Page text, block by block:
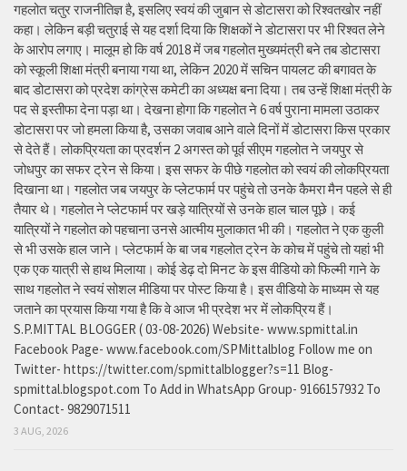
गहलोत चतुर राजनीतिज्ञ है, इसलिए स्वयं की जुबान से डोटासरा को रिश्वतखोर नहीं
कहा। लेकिन बड़ी चतुराई से यह दर्शा दिया कि शिक्षकों ने डोटासरा पर भी रिश्वत लेने
के आरोप लगाए। मालूम हो कि वर्ष 2018 में जब गहलोत मुख्यमंत्री बने तब डोटासरा
को स्कूली शिक्षा मंत्री बनाया गया था, लेकिन 2020 में सचिन पायलट की बगावत के
बाद डोटासरा को प्रदेश कांग्रेस कमेटी का अध्यक्ष बना दिया। तब उन्हें शिक्षा मंत्री के
पद से इस्तीफा देना पड़ा था। देखना होगा कि गहलोत ने 6 वर्ष पुराना मामला उठाकर
डोटासरा पर जो हमला किया है, उसका जवाब आने वाले दिनों में डोटासरा किस प्रकार
से देते हैं। लोकप्रियता का प्रदर्शन 2 अगस्त को पूर्व सीएम गहलोत ने जयपुर से
जोधपुर का सफर ट्रेन से किया। इस सफर के पीछे गहलोत को स्वयं की लोकप्रियता
दिखाना था। गहलोत जब जयपुर के प्लेटफार्म पर पहुंचे तो उनके कैमरा मैन पहले से ही
तैयार थे। गहलोत ने प्लेटफार्म पर खड़े यात्रियों से उनके हाल चाल पूछे। कई
यात्रियों ने गहलोत को पहचाना उनसे आत्मीय मुलाकात भी की। गहलोत ने एक कुली
से भी उसके हाल जाने। प्लेटफार्म के बा जब गहलोत ट्रेन के कोच में पहुंचे तो यहां भी
एक एक यात्री से हाथ मिलाया। कोई डेढ़ दो मिनट के इस वीडियो को फिल्मी गाने के
साथ गहलोत ने स्वयं सोशल मीडिया पर पोस्ट किया है। इस वीडियो के माध्यम से यह
जताने का प्रयास किया गया है कि वे आज भी प्रदेश भर में लोकप्रिय हैं।
S.P.MITTAL BLOGGER ( 03-08-2026) Website- www.spmittal.in
Facebook Page- www.facebook.com/SPMittalblog Follow me on
Twitter- https://twitter.com/spmittalblogger?s=11 Blog-
spmittal.blogspot.com To Add in WhatsApp Group- 9166157932 To
Contact- 9829071511
3 AUG, 2026